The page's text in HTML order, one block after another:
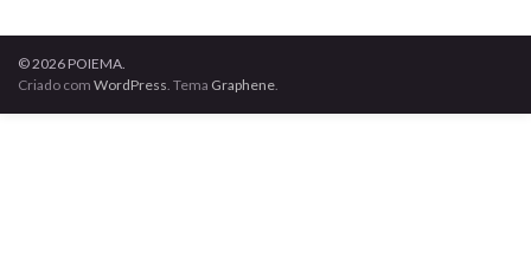
© 2026 POIEMA.
Criado com WordPress. Tema Graphene.